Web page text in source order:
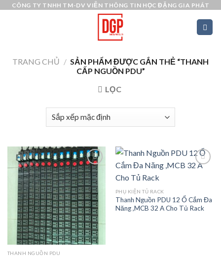
SkipCÔNG TY TNHH TM-DV VIỄN THÔNG TIN HỌC ĐẶNG GIA PHÁT
TRANG CHỦ / SẢN PHẨM ĐƯỢC GẮN THẺ “THANH
CẤP NGUỒN PDU”
LỌC
Add to
wishlist
THANH NGUỒN PDU
wishlist
PHỤ KIỆN TỦ RACK
Thanh Nguồn PDU 12 Ổ Cắm Đa
Năng ,MCB 32 A Cho Tủ Rack